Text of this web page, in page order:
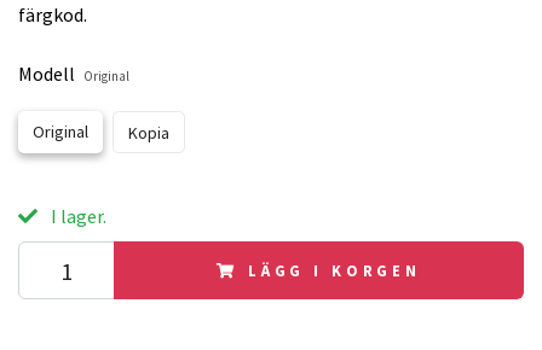
färgkod.
Modell Original
Original Kopia
I lager.
LÄGG I KORGEN